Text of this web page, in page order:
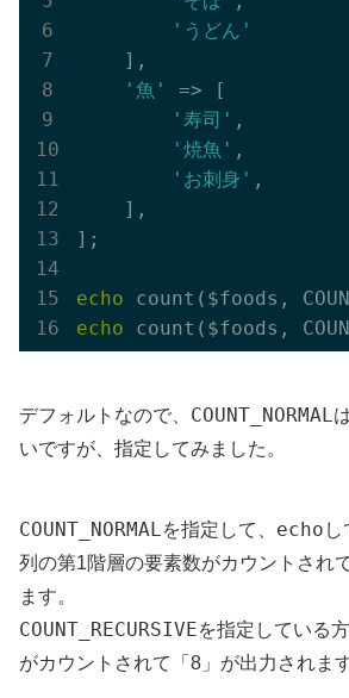
'うどん'
    ],
'魚'
=> [
'寿司' ,
'焼魚' ,
'お刺身' ,
    ],
];
echo
echo
デフォルトなので、 COUNT_NORMAL
いですが、指定してみました。
COUNT_NORMALを指定して、 echo
列の第1階層の要素数がカウントされ
ます。
COUNT_RECURSIVEを指定している
がカウントされて「8」が出力されます